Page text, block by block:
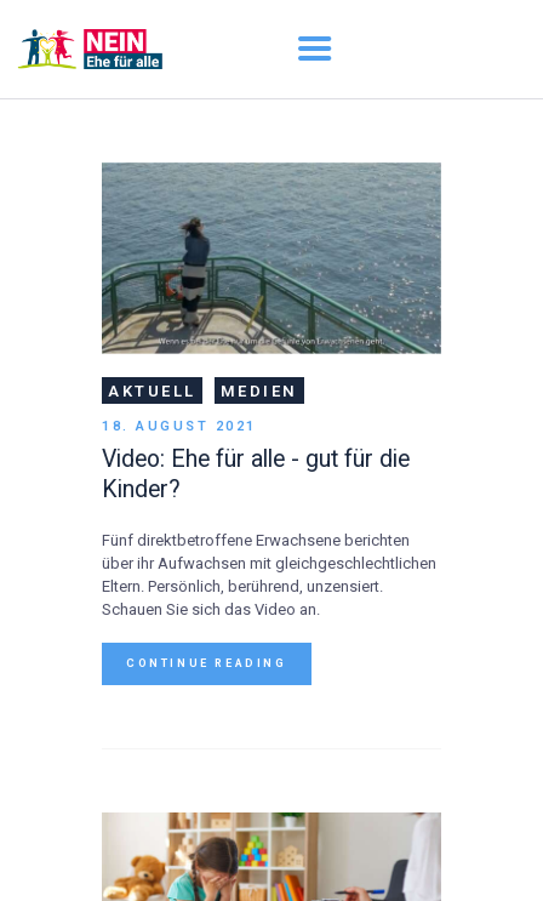
START
AKTUELL
DARUM GEHT ES
ÜBER UNS
DOWNLOADS
AKTUELL MEDIEN
18. AUGUST 2021
Video: Ehe für alle - gut für die
Kinder?
Fünf direktbetroffene Erwachsene berichten
über ihr Aufwachsen mit gleichgeschlechtlichen
Eltern. Persönlich, berührend, unzensiert.
Schauen Sie sich das Video an.
CONTINUE READING